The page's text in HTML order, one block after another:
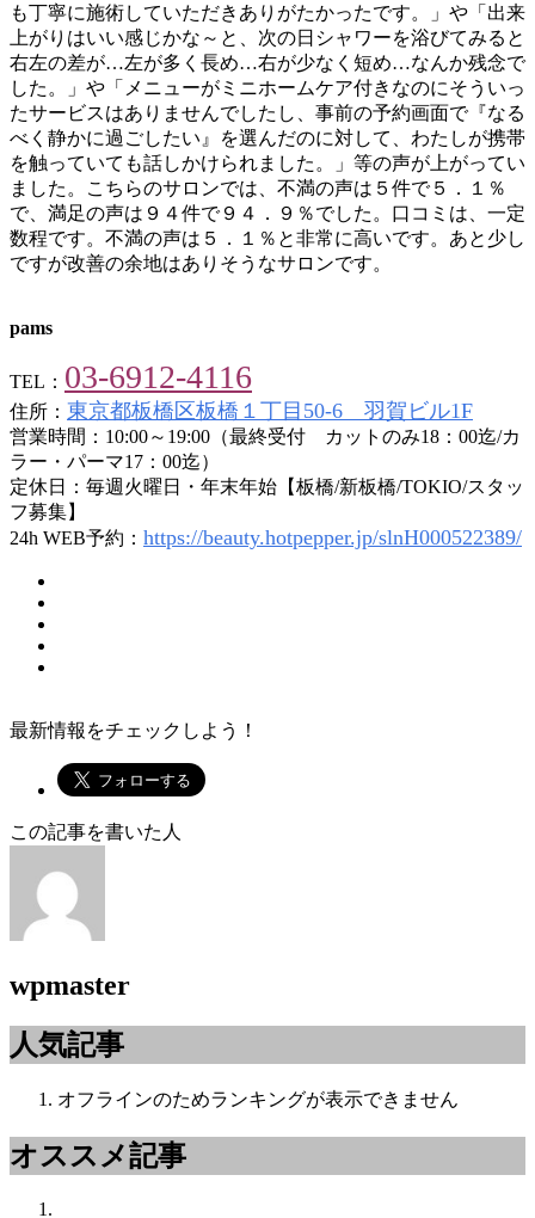
も丁寧に施術していただきありがたかったです。」や「出来
上がりはいい感じかな～と、次の日シャワーを浴びてみると
右左の差が…左が多く長め…右が少なく短め…なんか残念で
した。」や「メニューがミニホームケア付きなのにそういっ
たサービスはありませんでしたし、事前の予約画面で『なる
べく静かに過ごしたい』を選んだのに対して、わたしが携帯
を触っていても話しかけられました。」等の声が上がってい
ました。こちらのサロンでは、不満の声は５件で５．１％
で、満足の声は９４件で９４．９％でした。口コミは、一定
数程です。不満の声は５．１％と非常に高いです。あと少し
ですが改善の余地はありそうなサロンです。
pams
TEL： 03-6912-4116
住所： 東京都板橋区板橋１丁目50-6 羽賀ビル1F
営業時間：10:00～19:00（最終受付 カットのみ18：00迄/カ
ラー・パーマ17：00迄）
定休日：毎週火曜日・年末年始【板橋/新板橋/TOKIO/スタッ
フ募集】
24h WEB予約： https://beauty.hotpepper.jp/slnH000522389/
最新情報をチェックしよう！
この記事を書いた人
wpmaster
人気記事
オフラインのためランキングが表示できません
オススメ記事